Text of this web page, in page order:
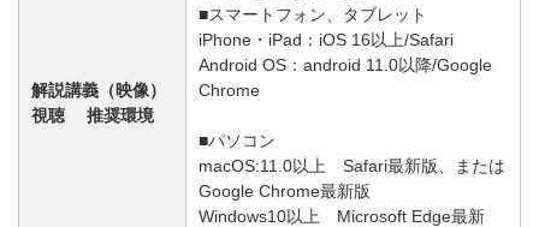
解説講義（映像）
視聴 推奨環境
■スマートフォン、タブレット
iPhone・iPad：iOS 16以上/Safari
Android OS：android 11.0以降/Google
Chrome
■パソコン
macOS:11.0以上 Safari最新版、または
Google Chrome最新版
Windows10以上 Microsoft Edge最新